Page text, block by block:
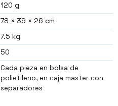
120 g
78 × 39 × 26 cm
7.5 kg
50
Cada pieza en bolsa de
polietileno, en caja master con
separadores